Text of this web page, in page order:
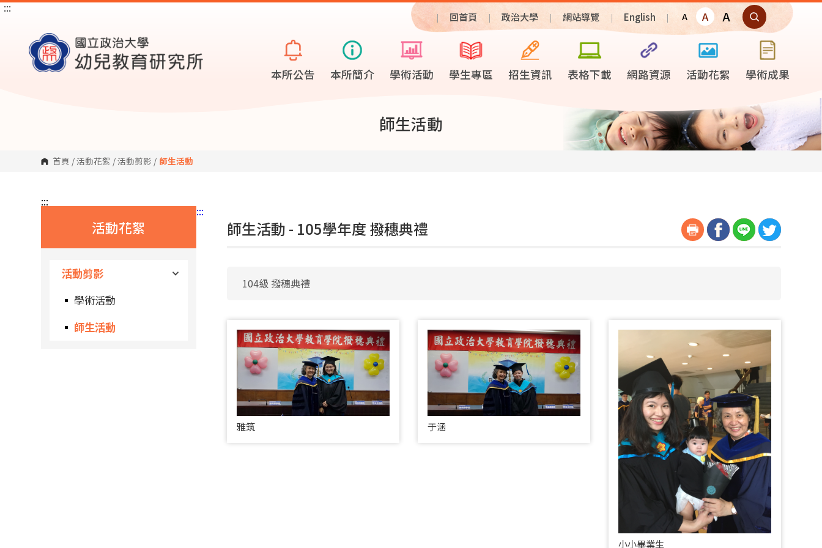
跳
:::
回首頁 政治大學 網站導覽 English A A A
本所公告 本所簡介 學術活動 學生專區 招生資訊 表格下載 網路資源 活動花絮 學術成果
師生活動
首頁 /活動花絮 /活動剪影 / 師生活動
:::
活動花絮
活動剪影
學術活動
師生活動
:::
師生活動 - 105學年度 撥穗典禮
104級 撥穗典禮
雅筑 于涵
小小畢業生